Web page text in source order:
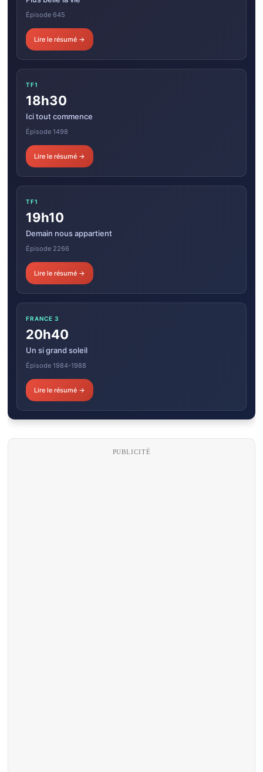
Épisode 645
Lire le résumé →
TF1
18h30
Ici tout commence
Épisode 1498
Lire le résumé →
TF1
19h10
Demain nous appartient
Épisode 2266
Lire le résumé →
FRANCE 3
20h40
Un si grand soleil
Épisode 1984-1988
Lire le résumé →
PUBLICITÉ